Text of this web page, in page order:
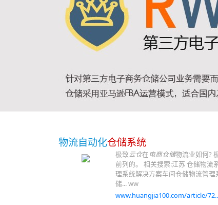
物流自动化仓储系统
极致云仓在电商仓储物流业如何?
前列的。 相关搜索:江苏 仓储物流
理系统解决方案车间仓储物流管
储... ww
www.huangjia100.com/article/